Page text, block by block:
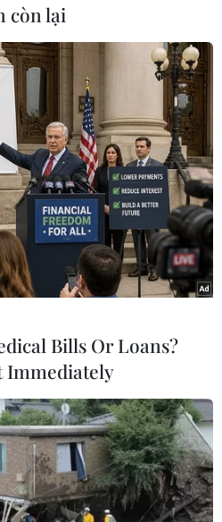
bố của
hiện
cách
vực
(TTXVN/Vietnam+)
#vũ khí tự động
còn lại
Bills Or Loans?
Immediately